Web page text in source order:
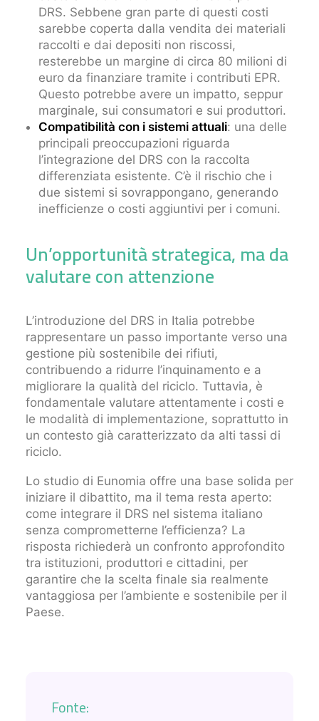
DRS. Sebbene gran parte di questi costi
sarebbe coperta dalla vendita dei materiali
raccolti e dai depositi non riscossi,
resterebbe un margine di circa 80 milioni di
euro da finanziare tramite i contributi EPR.
Questo potrebbe avere un impatto, seppur
marginale, sui consumatori e sui produttori.
Compatibilità con i sistemi attuali: una delle
principali preoccupazioni riguarda
l’integrazione del DRS con la raccolta
differenziata esistente. C’è il rischio che i
due sistemi si sovrappongano, generando
inefficienze o costi aggiuntivi per i comuni.
Un’opportunità strategica, ma da
valutare con attenzione
L’introduzione del DRS in Italia potrebbe
rappresentare un passo importante verso una
gestione più sostenibile dei rifiuti,
contribuendo a ridurre l’inquinamento e a
migliorare la qualità del riciclo. Tuttavia, è
fondamentale valutare attentamente i costi e
le modalità di implementazione, soprattutto in
un contesto già caratterizzato da alti tassi di
riciclo.
Lo studio di Eunomia offre una base solida per
iniziare il dibattito, ma il tema resta aperto:
come integrare il DRS nel sistema italiano
senza comprometterne l’efficienza? La
risposta richiederà un confronto approfondito
tra istituzioni, produttori e cittadini, per
garantire che la scelta finale sia realmente
vantaggiosa per l’ambiente e sostenibile per il
Paese.
Fonte: